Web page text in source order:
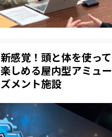
新感覚！頭と体を使って
楽しめる屋内型アミュー
ズメント施設